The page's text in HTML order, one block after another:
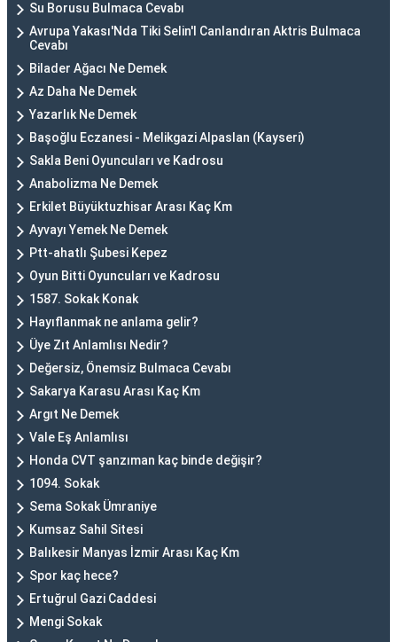
Su Borusu Bulmaca Cevabı
Avrupa Yakası'Nda Tiki Selin'I Canlandıran Aktris Bulmaca
Cevabı
Bilader Ağacı Ne Demek
Az Daha Ne Demek
Yazarlık Ne Demek
Başoğlu Eczanesi - Melikgazi Alpaslan (Kayseri)
Sakla Beni Oyuncuları ve Kadrosu
Anabolizma Ne Demek
Erkilet Büyüktuzhisar Arası Kaç Km
Ayvayı Yemek Ne Demek
Ptt-ahatlı Şubesi Kepez
Oyun Bitti Oyuncuları ve Kadrosu
1587. Sokak Konak
Hayıflanmak ne anlama gelir?
Üye Zıt Anlamlısı Nedir?
Değersiz, Önemsiz Bulmaca Cevabı
Sakarya Karasu Arası Kaç Km
Argıt Ne Demek
Vale Eş Anlamlısı
Honda CVT şanzıman kaç binde değişir?
1094. Sokak
Sema Sokak Ümraniye
Kumsaz Sahil Sitesi
Balıkesir Manyas İzmir Arası Kaç Km
Spor kaç hece?
Ertuğrul Gazi Caddesi
Mengi Sokak